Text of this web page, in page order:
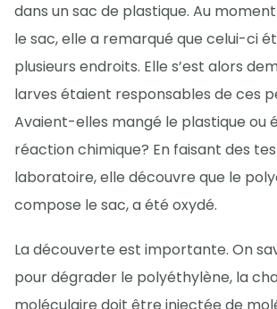
dans un sac de plastique. Au
le sac, elle a remarqué que celui-ci
plusieurs endroits. Elle s’est alors
larves étaient responsables de ces
Avaient-elles mangé le plastique ou
réaction chimique? En faisant des
laboratoire, elle découvre que le
compose le sac, a été oxydé.
La découverte est importante. On
pour dégrader le polyéthylène, la